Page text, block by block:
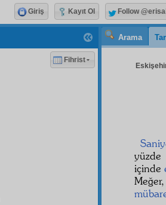
Arama
yüzde
içinde
Fihrist
Giriş Kayıt Ol Follow